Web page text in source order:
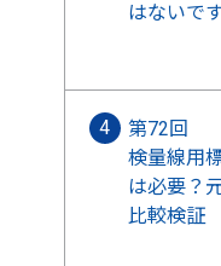
はないで
第72回
検量線用
は必要？
比較検証